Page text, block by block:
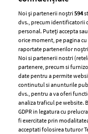
ELLE Style
2024
Despre ELLE
Romania
Contact
Noi și partenerii noștri594
dvs., precum identificatorii
personal. Puteți accepta
orice moment, pe pagina
raportate partenerilor
Noi si partenerii nostri
partenere, precum si
date pentru a permite
continutul si anunturile
dvs., pentru a va oferi
analiza traficul pe website.
GDPR in legatura cu
fi exercitate prin
acceptati folosirea tuturor